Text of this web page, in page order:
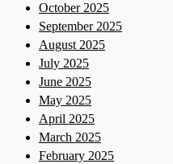
October 2025
September 2025
August 2025
July 2025
June 2025
May 2025
April 2025
March 2025
February 2025